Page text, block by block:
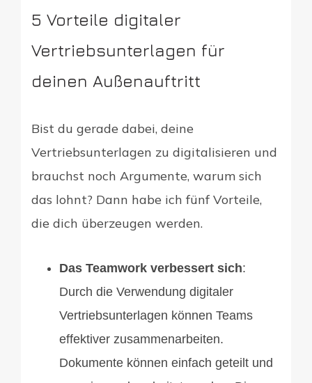
5 Vorteile digitaler
Vertriebsunterlagen für
deinen Außenauftritt
Bist du gerade dabei, deine
Vertriebsunterlagen zu digitalisieren und
brauchst noch Argumente, warum sich
das lohnt? Dann habe ich fünf Vorteile,
die dich überzeugen werden.
Das Teamwork verbessert sich:
Durch die Verwendung digitaler
Vertriebsunterlagen können Teams
effektiver zusammenarbeiten.
Dokumente können einfach geteilt und